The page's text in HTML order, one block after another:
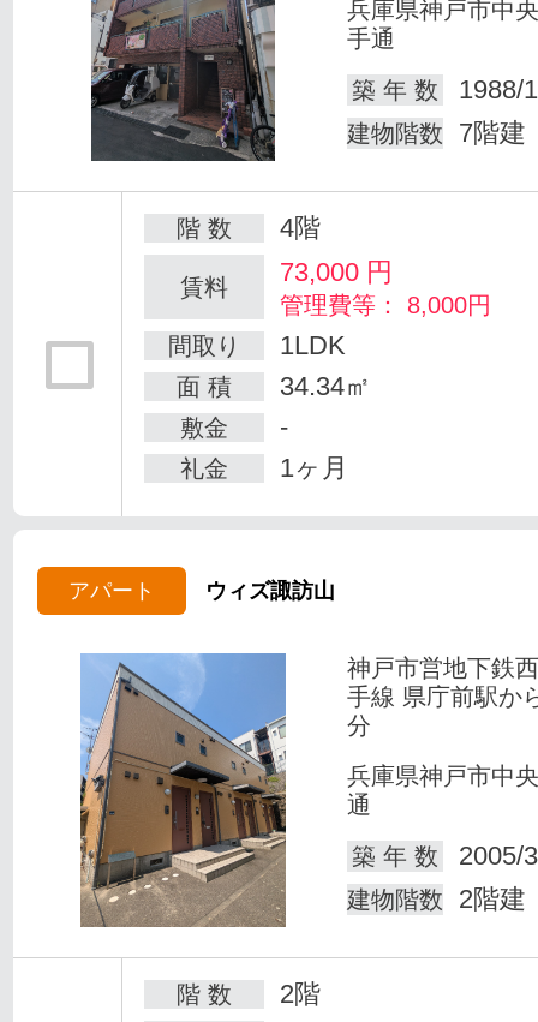
兵庫県神戸市中
手通
築 年 数
1988/
建物階数 7階建
階 数 4階
賃料 73,000 円
管理費等： 8,000円
間取り
1LDK
面 積 34.34㎡
敷金 -
礼金 1ヶ月
アパート ウィズ諏訪山
神戸市営地下鉄
手線 県庁前駅か
分
兵庫県神戸市中
通
築 年 数
2005/
建物階数 2階建
階 数 2階